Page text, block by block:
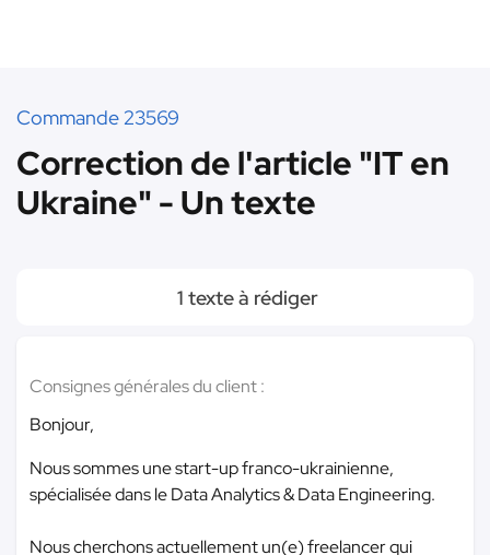
Commande 23569
Correction de l'article "IT en
Ukraine" - Un texte
1 texte à rédiger
Consignes générales du client :
Bonjour,
Nous sommes une start-up franco-ukrainienne,
spécialisée dans le Data Analytics & Data Engineering.
Nous cherchons actuellement un(e) freelancer qui